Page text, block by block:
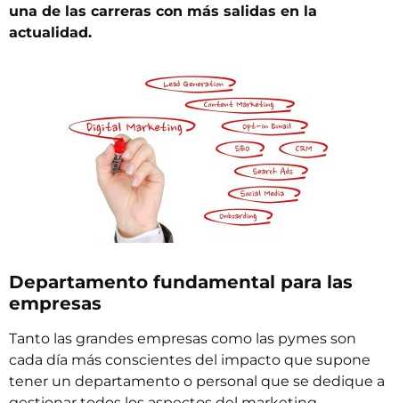
una de las carreras con más salidas en la
actualidad.
Departamento fundamental para las
empresas
Tanto las grandes empresas como las pymes son
cada día más conscientes del impacto que supone
tener un departamento o personal que se dedique a